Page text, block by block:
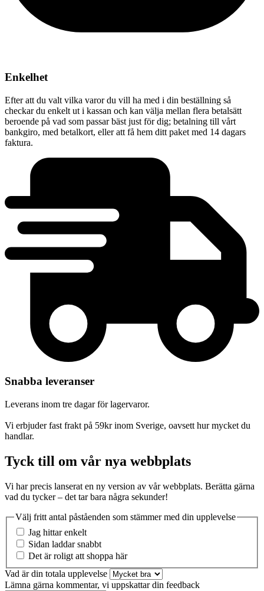
Enkelhet
Efter att du valt vilka varor du vill ha med i din beställning så
checkar du enkelt ut i kassan och kan välja mellan flera betalsätt
beroende på vad som passar bäst just för dig; betalning till vårt
bankgiro, med betalkort, eller att få hem ditt paket med 14 dagars
faktura.
Snabba leveranser
Leverans inom tre dagar för lagervaror.
Vi erbjuder fast frakt på 59kr inom Sverige, oavsett hur mycket du
handlar.
Tyck till om vår nya webbplats
Vi har precis lanserat en ny version av vår webbplats. Berätta gärna
vad du tycker – det tar bara några sekunder!
Välj fritt antal påståenden som stämmer med din upplevelse
Jag hittar enkelt
Sidan laddar snabbt
Det är roligt att shoppa här
Vad är din totala upplevelse
Lämna gärna kommentar, vi uppskattar din feedback